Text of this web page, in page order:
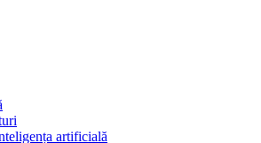
artificială